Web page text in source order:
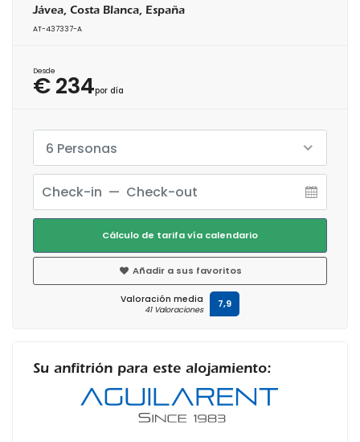
Jávea, Costa Blanca, España
AT-437337-A
Desde
€ 234por día
6 Personas
Cálculo de tarifa vía calendario
Añadir a sus favoritos
Valoración media
41 Valoraciones 7,9
Su anfitrión para este alojamiento: